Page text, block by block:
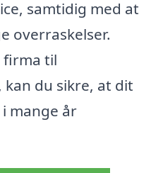
samtidig med at
overraskelser.
til
kan du sikre, at dit
mange år